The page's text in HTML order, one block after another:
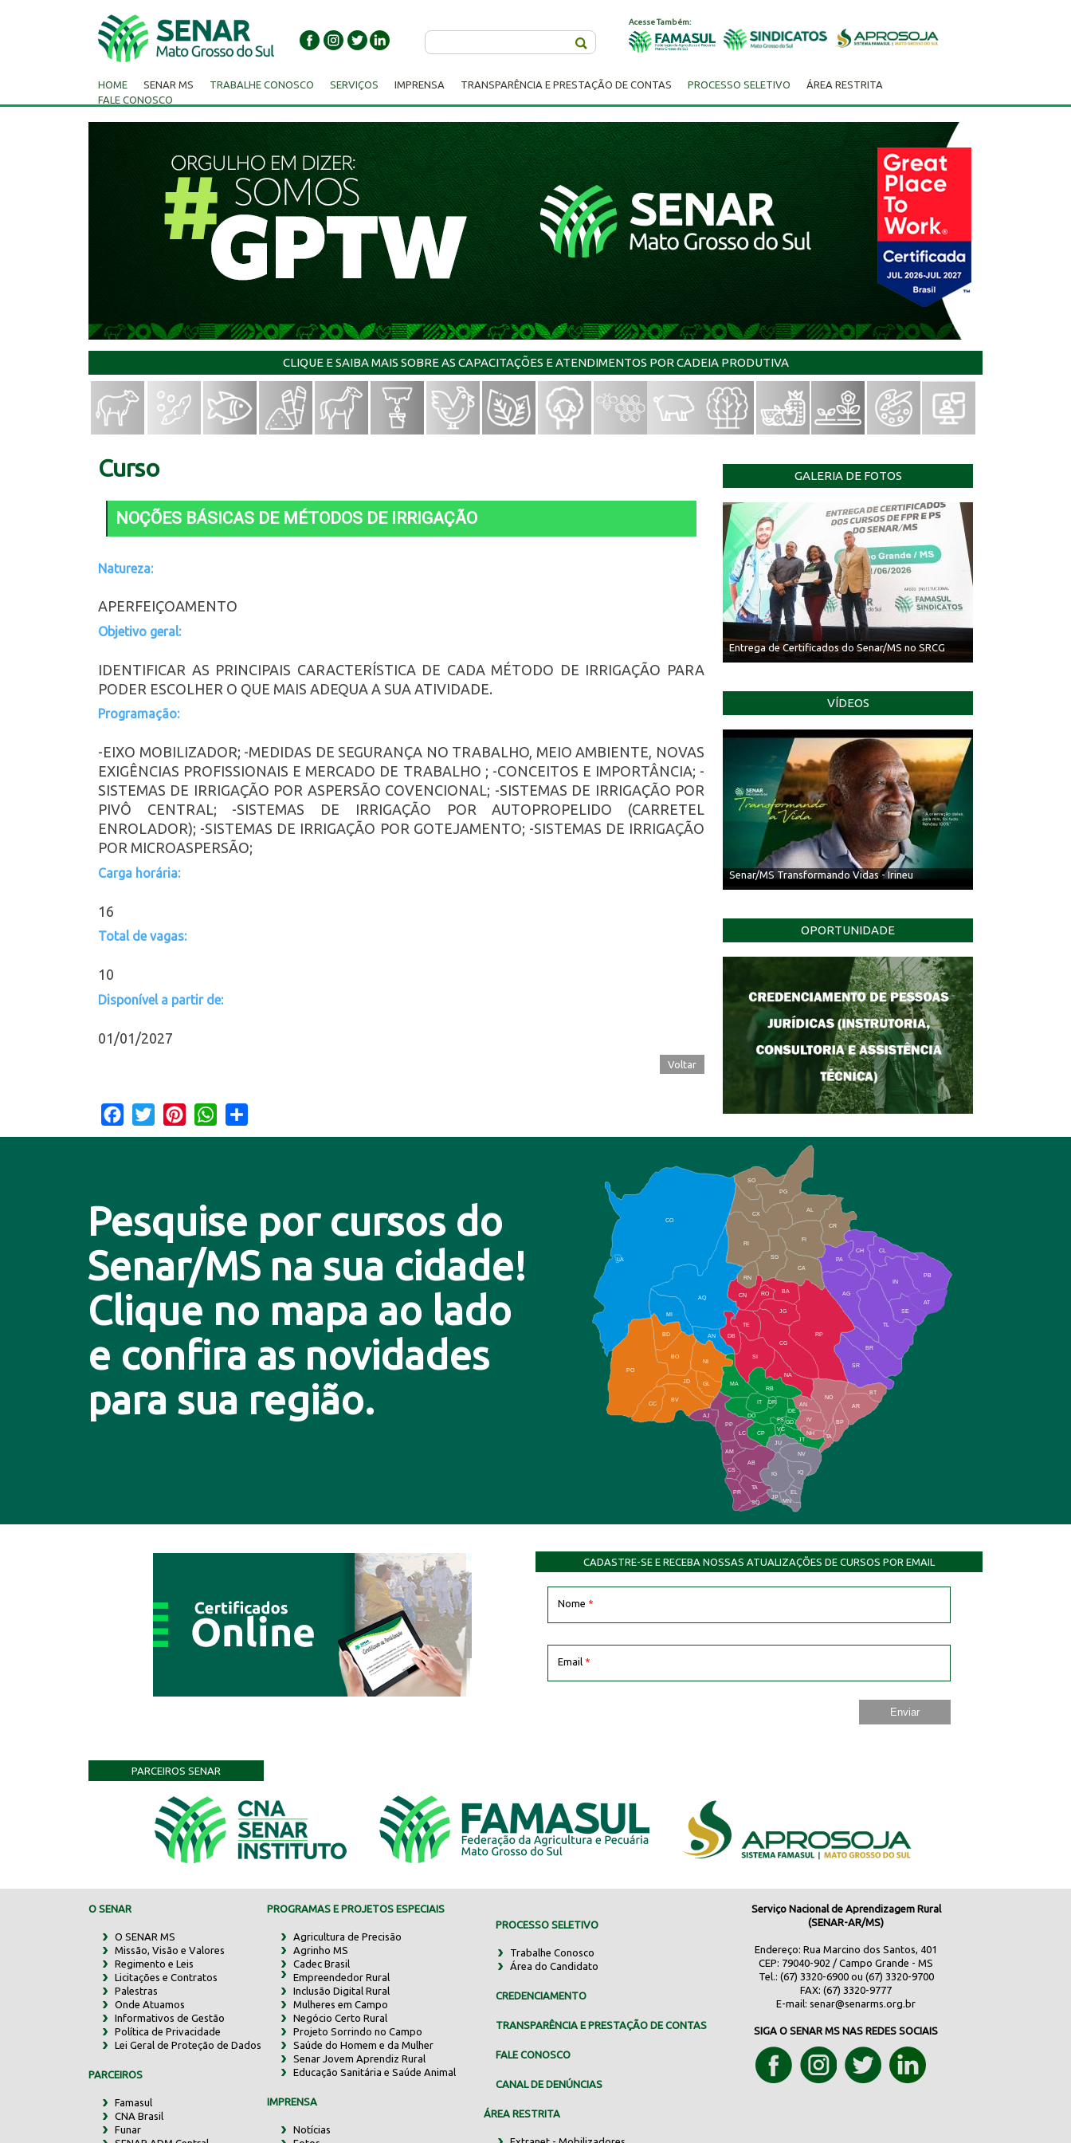
Acesse Também:
HOME SENAR MS TRABALHE CONOSCO SERVIÇOS IMPRENSA TRANSPARÊNCIA E PRESTAÇÃO DE CONTAS PROCESSO SELETIVO
ÁREA RESTRITA
FALE CONOSCO
CLIQUE E SAIBA MAIS SOBRE AS CAPACITAÇÕES E ATENDIMENTOS POR CADEIA PRODUTIVA
GALERIA DE FOTOS
Entrega de Certificados do Senar/MS no SRCG
VÍDEOS
Senar/MS Transformando Vidas - Irineu
OPORTUNIDADE
Curso
NOÇÕES BÁSICAS DE MÉTODOS DE IRRIGAÇÃO
Natureza:
APERFEIÇOAMENTO
Objetivo geral:
IDENTIFICAR AS PRINCIPAIS CARACTERÍSTICA DE CADA MÉTODO DE IRRIGAÇÃO PARA
PODER ESCOLHER O QUE MAIS ADEQUA A SUA ATIVIDADE.
Programação:
-EIXO MOBILIZADOR; -MEDIDAS DE SEGURANÇA NO TRABALHO, MEIO AMBIENTE, NOVAS
EXIGÊNCIAS PROFISSIONAIS E MERCADO DE TRABALHO ; -CONCEITOS E IMPORTÂNCIA; -
SISTEMAS DE IRRIGAÇÃO POR ASPERSÃO COVENCIONAL; -SISTEMAS DE IRRIGAÇÃO POR
PIVÔ CENTRAL; -SISTEMAS DE IRRIGAÇÃO POR AUTOPROPELIDO (CARRETEL
ENROLADOR); -SISTEMAS DE IRRIGAÇÃO POR GOTEJAMENTO; -SISTEMAS DE IRRIGAÇÃO
POR MICROASPERSÃO;
Carga horária:
16
Total de vagas:
10
Disponível a partir de:
01/01/2027
Voltar
Facebook
Twitter PinterestWhatsApp
Pesquise por cursos do
Senar/MS na sua cidade!
Clique no mapa ao lado
e confira as novidades
para sua região.
CO
AQ
MI
AN
CX
RI
AL
CR
FI
SG
BA
CA
PA
CH CL
PB
SE
TL
AG
BR
SR
BT
AR
RP
RO
JG
CG
SI
NA
TA
NH
JT
RB
MA
IT
DR
DO
CP
JU
NV
IQ
EL
BD
BO
NI
JD
PO
BV
CC
PP
AJ
LC
AM
AB
JP
DB
TE
CS
PR
TA
SQ
IG
MN
IN
NO
BP
RN
CN
GL
AN
IV
FS
VC
GD
DE
AT
PG
SO
LA
CADASTRE-SE E RECEBA NOSSAS ATUALIZAÇÕES DE CURSOS POR EMAIL
Nome *
Email *
PARCEIROS SENAR
O SENAR
O SENAR MS
Missão, Visão e Valores
Regimento e Leis
Licitações e Contratos
Palestras
Onde Atuamos
Informativos de Gestão
Política de Privacidade
Lei Geral de Proteção de Dados
PARCEIROS
Famasul
CNA Brasil
Funar
PROGRAMAS E PROJETOS ESPECIAIS
Agricultura de Precisão
Agrinho MS
Cadec Brasil
Empreendedor Rural
Inclusão Digital Rural
Mulheres em Campo
Negócio Certo Rural
Projeto Sorrindo no Campo
Saúde do Homem e da Mulher
Senar Jovem Aprendiz Rural
Educação Sanitária e Saúde Animal
IMPRENSA
Notícias
PROCESSO SELETIVO
Trabalhe Conosco
Área do Candidato
CREDENCIAMENTO
TRANSPARÊNCIA E PRESTAÇÃO DE CONTAS
FALE CONOSCO
CANAL DE DENÚNCIAS
ÁREA RESTRITA
Serviço Nacional de Aprendizagem Rural
(SENAR-AR/MS)
Endereço: Rua Marcino dos Santos, 401
CEP: 79040-902 / Campo Grande - MS
Tel.: (67) 3320-6900 ou (67) 3320-9700
FAX: (67) 3320-9777
E-mail:senar@senarms.org.br
SIGA O SENAR MS NAS REDES SOCIAIS